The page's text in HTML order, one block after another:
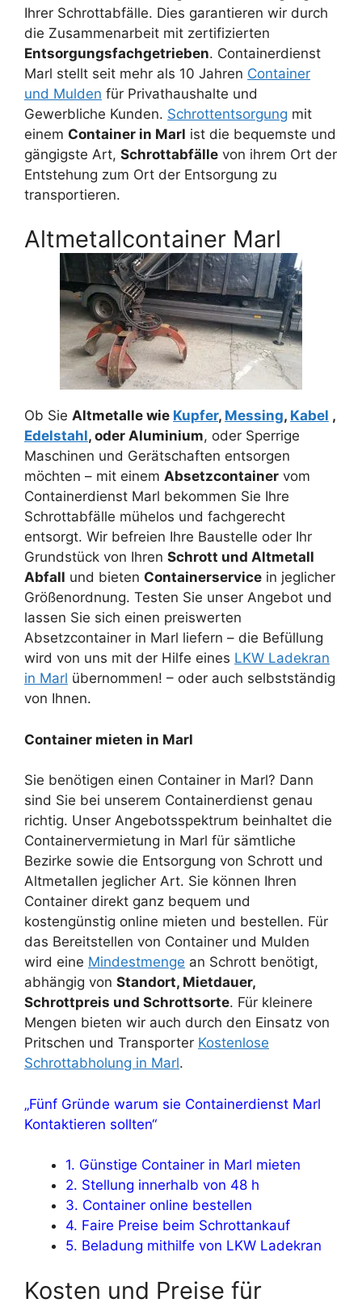
Ihrer Schrottabfälle. Dies garantieren wir durch
die Zusammenarbeit mit zertifizierten
Entsorgungsfachgetrieben. Containerdienst
Marl stellt seit mehr als 10 Jahren Container
und Mulden für Privathaushalte und
Gewerbliche Kunden. Schrottentsorgung mit
einem Container in Marl ist die bequemste und
gängigste Art, Schrottabfälle von ihrem Ort der
Entstehung zum Ort der Entsorgung zu
transportieren.
Altmetallcontainer Marl
Ob Sie Altmetalle wie Kupfer, Messing, Kabel ,
Edelstahl, oder Aluminium, oder Sperrige
Maschinen und Gerätschaften entsorgen
möchten – mit einem Absetzcontainer vom
Containerdienst Marl bekommen Sie Ihre
Schrottabfälle mühelos und fachgerecht
entsorgt. Wir befreien Ihre Baustelle oder Ihr
Grundstück von Ihren Schrott und Altmetall
Abfall und bieten Containerservice in jeglicher
Größenordnung. Testen Sie unser Angebot und
lassen Sie sich einen preiswerten
Absetzcontainer in Marl liefern – die Befüllung
wird von uns mit der Hilfe eines LKW Ladekran
in Marl übernommen! – oder auch selbstständig
von Ihnen.
Container mieten in Marl
Sie benötigen einen Container in Marl? Dann
sind Sie bei unserem Containerdienst genau
richtig. Unser Angebotsspektrum beinhaltet die
Containervermietung in Marl für sämtliche
Bezirke sowie die Entsorgung von Schrott und
Altmetallen jeglicher Art. Sie können Ihren
Container direkt ganz bequem und
kostengünstig online mieten und bestellen. Für
das Bereitstellen von Container und Mulden
wird eine Mindestmenge an Schrott benötigt,
abhängig von Standort, Mietdauer,
Schrottpreis und Schrottsorte. Für kleinere
Mengen bieten wir auch durch den Einsatz von
Pritschen und Transporter Kostenlose
Schrottabholung in Marl.
„Fünf Gründe warum sie Containerdienst Marl
Kontaktieren sollten“
1. Günstige Container in Marl mieten
2. Stellung innerhalb von 48 h
3. Container online bestellen
4. Faire Preise beim Schrottankauf
5. Beladung mithilfe von LKW Ladekran
Kosten und Preise für